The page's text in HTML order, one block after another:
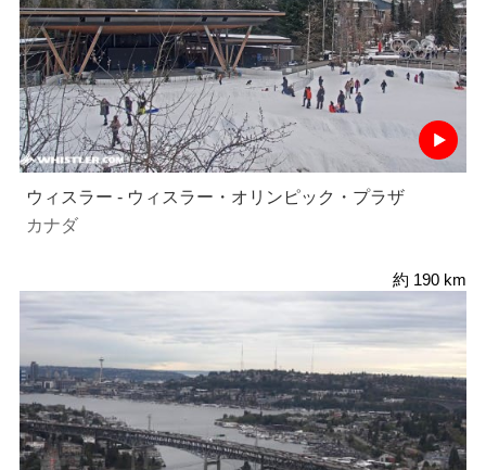
ウィスラー - ウィスラー・オリンピック・プラザ
カナダ
約 190 km